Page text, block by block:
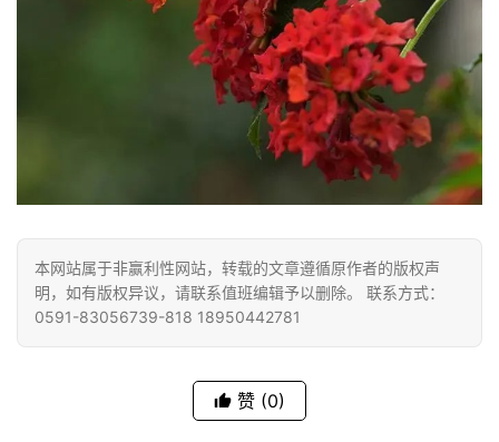
本网站属于非赢利性网站，转载的文章遵循原作者的版权声
明，如有版权异议，请联系值班编辑予以删除。 联系方式：
0591-83056739-818 18950442781
赞 (0)